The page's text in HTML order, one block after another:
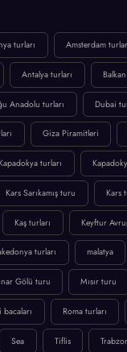
turları Amsterdam
Antalya turları
Anadolu turları Dubai
Giza Piramitleri
turları
Kars Sarıkamış turu Kars
Kaş turları Keyftur
turları malatya
Gölü turu Mısır turu
bacaları Roma turları
Sea Tiflis